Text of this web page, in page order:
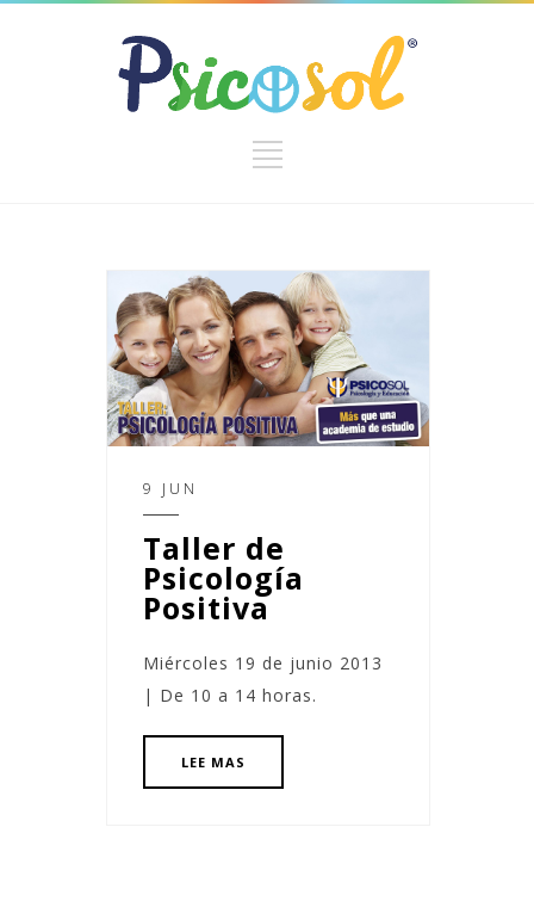
9 JUN
Taller de
Psicología
Positiva
Miércoles 19 de junio 2013
| De 10 a 14 horas.
LEE MAS